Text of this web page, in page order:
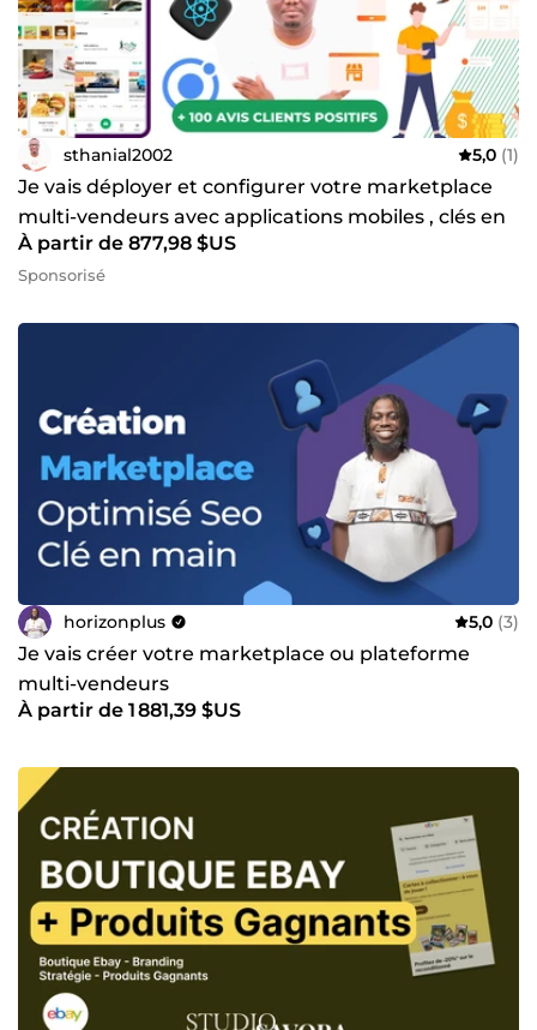
sthanial2002 5,0 (1)
Je vais déployer et configurer votre marketplace
multi-vendeurs avec applications mobiles , clés en
main
À partir de 877,98 $US
Sponsorisé
horizonplus 5,0 (3)
Je vais créer votre marketplace ou plateforme
multi-vendeurs
À partir de 1 881,39 $US